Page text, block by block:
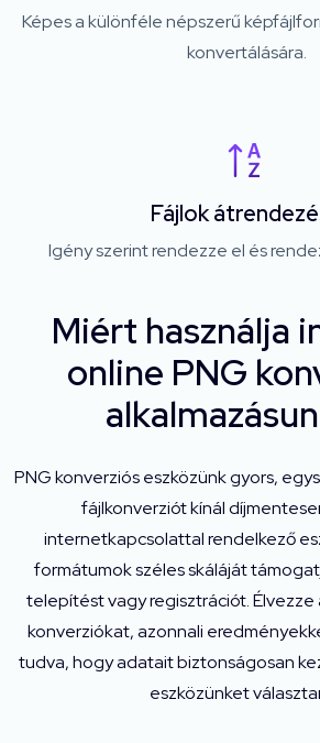
Képes a különféle népszerű
konvertálására.
Fájlok
Igény szerint rendezze el és
Miért használja
online PNG
PNG konverziós eszközünk gyors,
fájlkonverziót kínál
internetkapcsolattal rendelkező
formátumok széles skáláját
telepítést vagy regisztrációt.
konverziókat, azonnali
tudva, hogy adatait biztonságosan
eszközünket